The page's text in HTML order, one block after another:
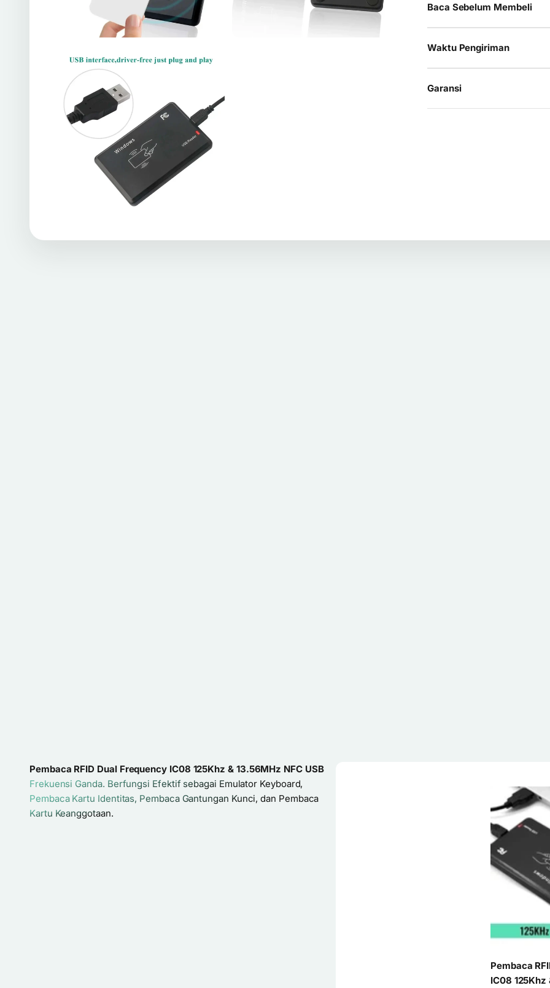
Baca Sebelum Membeli
Waktu Pengiriman
Garansi
Pembaca RFID Dual Frequency IC08 125Khz & 13.56MHz NFC USB
Frekuensi Ganda. Berfungsi Efektif sebagai Emulator Keyboard,
Pembaca Kartu Identitas, Pembaca Gantungan Kunci, dan Pembaca
Kartu Keanggotaan.
Pembaca
IC08 125Khz